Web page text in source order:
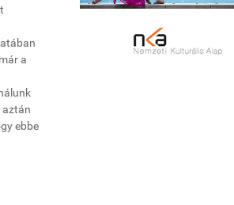
a
aztán
ebbe